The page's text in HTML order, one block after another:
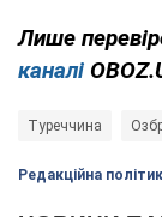
Лише
каналі
Туреччина
Редакційна